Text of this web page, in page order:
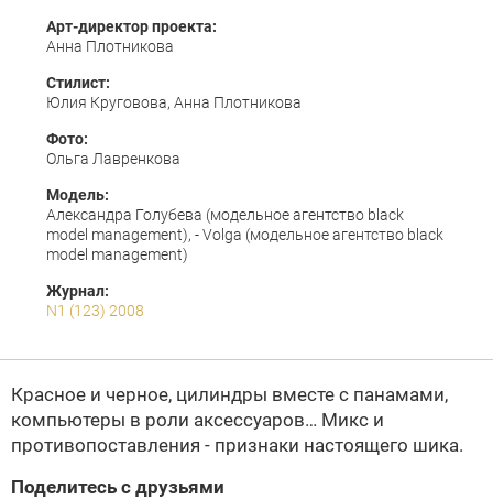
Арт-директор проекта:
Анна Плотникова
Стилист:
Юлия Круговова, Анна Плотникова
Фото:
Ольга Лавренкова
Модель:
Александра Голубева (модельное агентство black
model management), - Volga (модельное агентство black
model management)
Журнал:
N1 (123) 2008
Красное и черное, цилиндры вместе с панамами,
компьютеры в роли аксессуаров… Микс и
противопоставления - признаки настоящего шика.
Поделитесь с друзьями